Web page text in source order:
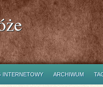
INTERNETOWY ARCHIWUM